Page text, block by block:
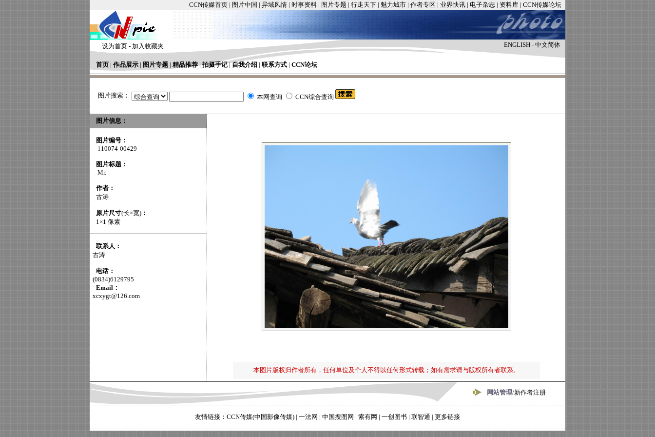
CCN传媒首页 | 图片中国 | 异域风情 | 时事资料 | 图片专题 | 行走天下 | 魅力城市 | 作者专区 | 业界快讯 | 电子杂志 | 资料库 | CCN传媒论坛
设为首页 - 加入收藏夹 ENGLISH - 中文简体
首页 | 作品展示 | 图片专题 | 精品推荐|拍摄手记|自我介绍 | 联系方式 | CCN论坛
图片搜索： 本网查询 CCN综合查询
图片信息：
图片编号：
110074-00429
图片标题：
Mr.
作者：
古涛
原片尺寸(长×宽) ：
1×1 像素
联系人：
古涛
电话：
(0834)6129795
Email：
xcxygt@126.com
本图片版权归作者所有，任何单位及个人不得以任何形式转载；如有需求请与版权所有者联系。
网站管理/新作者注册
友情链接： CCN传媒(中国影像传媒) | 一法网 | 中国搜图网 | 索有网 | 一创图书 | 联智通 | 更多链接